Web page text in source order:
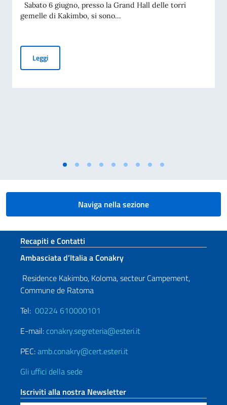
Sabato 6 giugno, presso la Grand Hall delle torri
gemelle di Kakimbo, si sono...
Leggi
Naviga nella sezione
Sezione footer
Recapiti e Contatti
Ambasciata d’Italia a Conakry
Residence Kakimbo, Koloma, secteur Campement,
Commune de Ratoma
Tel: 00224 610000101
E-mail: conakry.segreteria@esteri.it
PEC:amb.conakry@cert.esteri.it
Gli uffici della sede
Iscriviti alla nostra Newsletter